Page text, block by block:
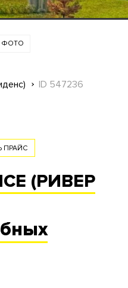
ФОТО
ID 547236
ПРАЙС
(РИВЕР